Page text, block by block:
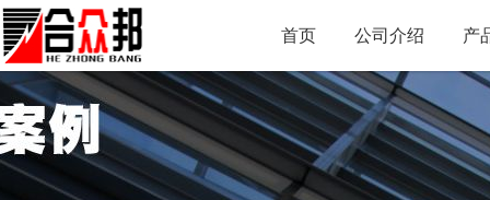
首页 公司介绍 产